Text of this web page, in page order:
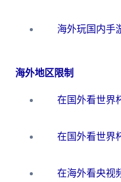
海外地区限制